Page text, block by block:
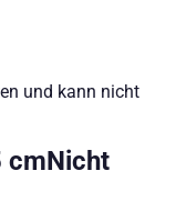
und kann nicht
cmNicht